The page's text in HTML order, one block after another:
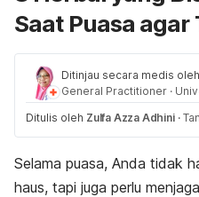
Saat Puasa agar
Ditinjau secara medis oleh
General Practitioner ·
Ditulis oleh Zulfa Azza Adhini ·
Selama puasa, Anda tidak
haus, tapi juga perlu